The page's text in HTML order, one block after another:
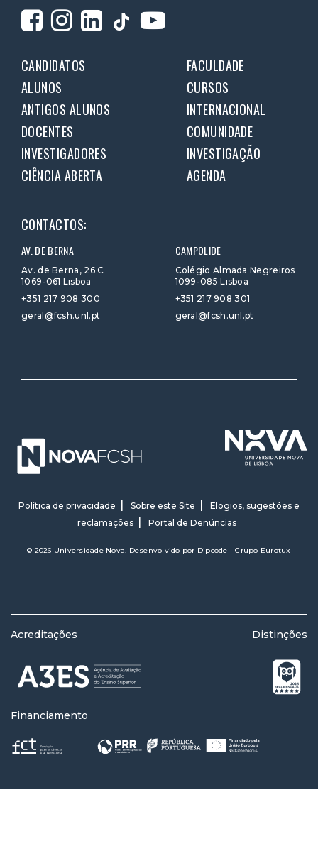
CANDIDATOS
FACULDADE
ALUNOS
CURSOS
ANTIGOS ALUNOS
INTERNACIONAL
DOCENTES
COMUNIDADE
INVESTIGADORES
INVESTIGAÇÃO
CIÊNCIA ABERTA
AGENDA
CONTACTOS:
AV. DE BERNA
Av. de Berna, 26 C
1069-061 Lisboa
+351 217 908 300
geral@fcsh.unl.pt
CAMPOLIDE
Colégio Almada Negreiros
1099-085 Lisboa
+351 217 908 301
geral@fcsh.unl.pt
Política de privacidade Sobre este Site
Elogios, sugestões e
reclamações
Portal de Denúncias
© 2026 Universidade Nova. Desenvolvido por Dipcode - Grupo Eurotux
Acreditações Distinções
Financiamento